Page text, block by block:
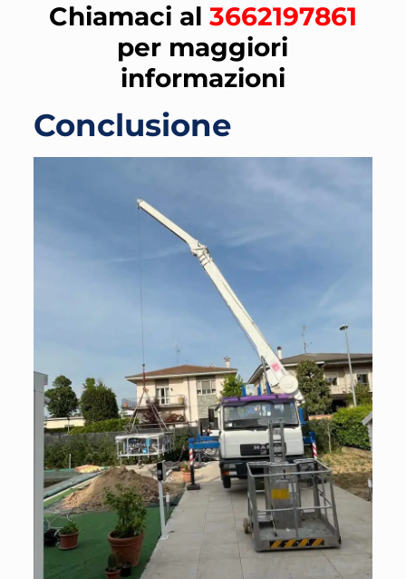
Chiamaci al 3662197861
per maggiori
informazioni
Conclusione